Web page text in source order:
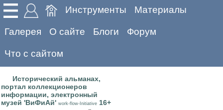
Инструменты Материалы
Галерея О сайте Блоги Форум
Что с сайтом
Исторический альманах,
портал коллекционеров
информации, электронный
музей 'ВиФиАй' work-flow-Initiative 16+